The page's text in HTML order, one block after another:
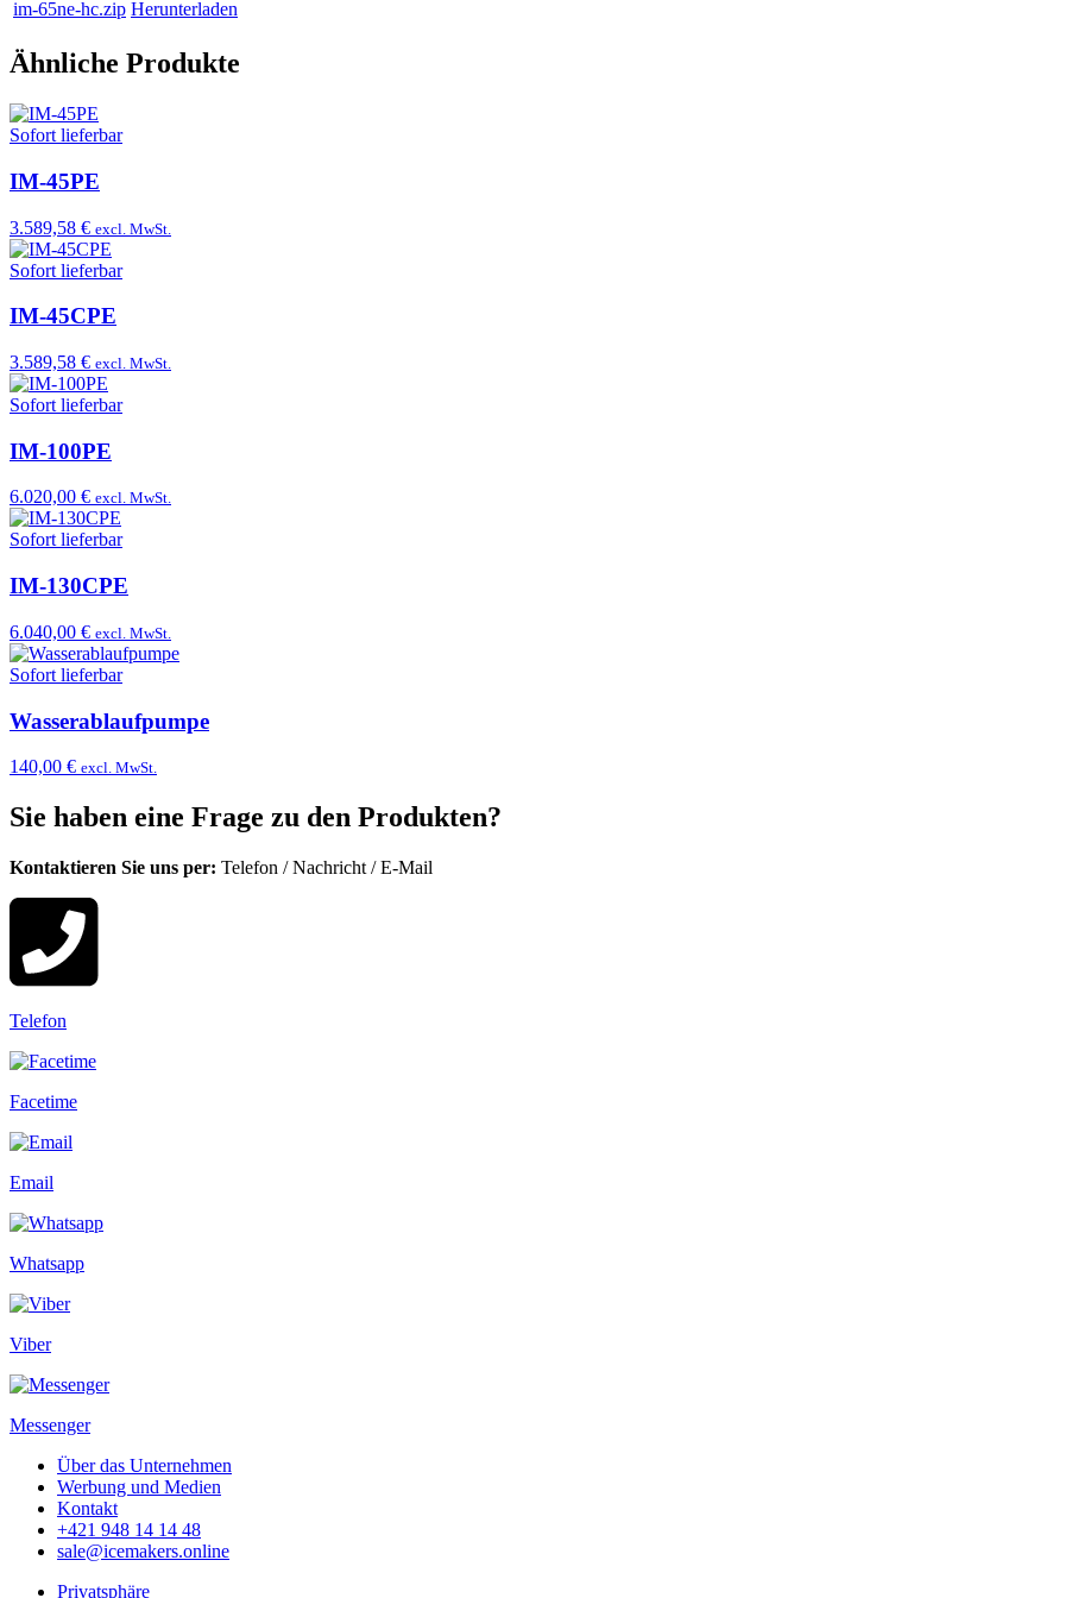
im-65ne-hc.zip Herunterladen
Ähnliche Produkte
Sofort lieferbar
IM-45PE
3.589,58 € excl. MwSt.
Sofort lieferbar
IM-45CPE
3.589,58 € excl. MwSt.
Sofort lieferbar
IM-100PE
6.020,00 € excl. MwSt.
Sofort lieferbar
IM-130CPE
6.040,00 € excl. MwSt.
Sofort lieferbar
Wasserablaufpumpe
140,00 € excl. MwSt.
Sie haben eine Frage zu den Produkten?
Kontaktieren Sie uns per: Telefon /Nachricht /E-Mail
Telefon
Facetime
Email
Whatsapp
Viber
Messenger
Über das Unternehmen
Werbung und Medien
Kontakt
+421 948 14 14 48
sale@icemakers.online
Privatsphäre